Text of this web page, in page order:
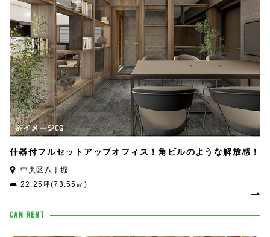
什器付フルセットアップオフィス！角ビルのような解放感！
中央区八丁堀
22.25坪(73.55㎡)
CAN RENT